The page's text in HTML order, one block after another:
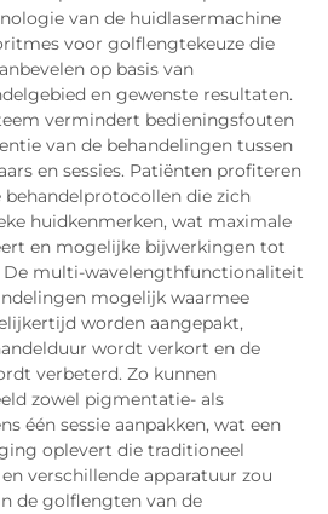
van de huidlasermachine
voor golflengtekeuze die
op basis van
en gewenste resultaten.
vermindert bedieningsfouten
van de behandelingen tussen
en sessies. Patiënten profiteren
die zich
huidkenmerken, wat maximale
en mogelijke bijwerkingen tot
multi-wavelengthfunctionaliteit
mogelijk waarmee
worden aangepakt,
wordt verkort en de
verbeterd. Zo kunnen
zowel pigmentatie- als
één sessie aanpakken, wat een
oplevert die traditioneel
verschillende apparatuur zou
de golflengten van de